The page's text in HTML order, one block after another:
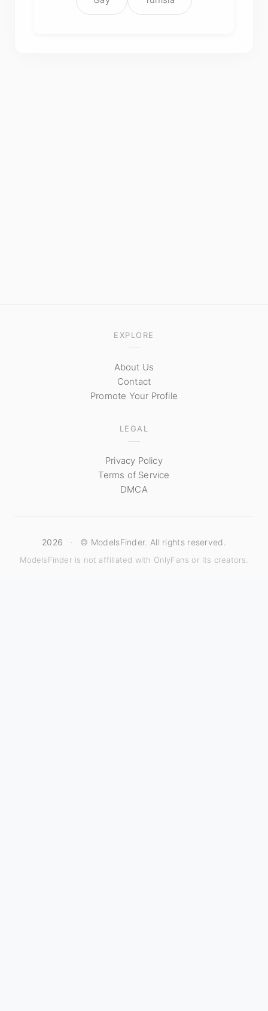
EXPLORE
About Us
Contact
Promote Your Profile
LEGAL
Privacy Policy
Terms of Service
DMCA
2026 · © ModelsFinder. All rights reserved.
ModelsFinder is not affiliated with OnlyFans or its creators.